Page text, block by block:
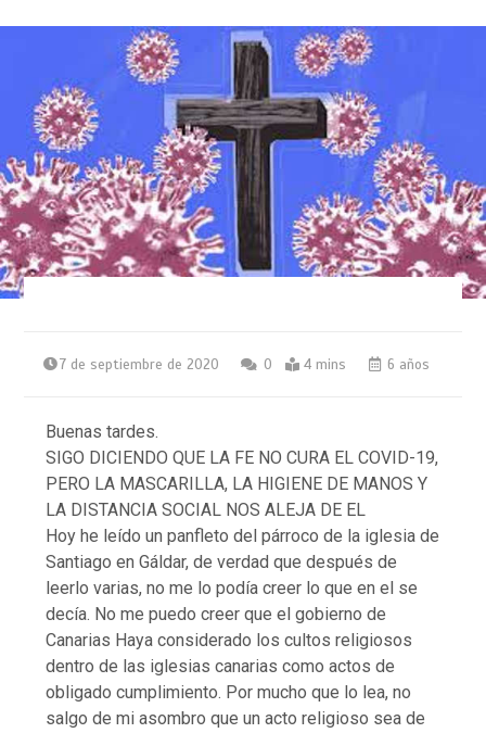
7 de septiembre de 2020 0 4 mins 6 años
Buenas tardes.
SIGO DICIENDO QUE LA FE NO CURA EL COVID-19,
PERO LA MASCARILLA, LA HIGIENE DE MANOS Y
LA DISTANCIA SOCIAL NOS ALEJA DE EL
Hoy he leído un panfleto del párroco de la iglesia de
Santiago en Gáldar, de verdad que después de
leerlo varias, no me lo podía creer lo que en el se
decía. No me puedo creer que el gobierno de
Canarias Haya considerado los cultos religiosos
dentro de las iglesias canarias como actos de
obligado cumplimiento. Por mucho que lo lea, no
salgo de mi asombro que un acto religioso sea de